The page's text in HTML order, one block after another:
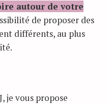
autour de votre
de proposer des
différents, au plus
je vous propose